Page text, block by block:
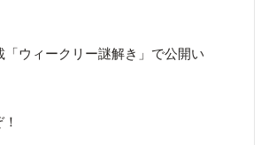
ウィークリー謎解き」で公開い